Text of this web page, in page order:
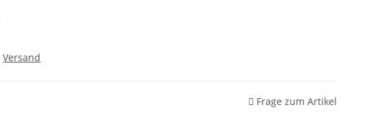
Versand
Frage zum Artikel